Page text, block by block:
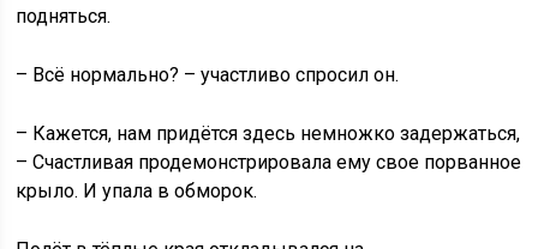
подняться.
– Всё нормально? – участливо спросил он.
– Кажется, нам придётся здесь немножко задержаться,
– Счастливая продемонстрировала ему свое порванное
крыло. И упала в обморок.